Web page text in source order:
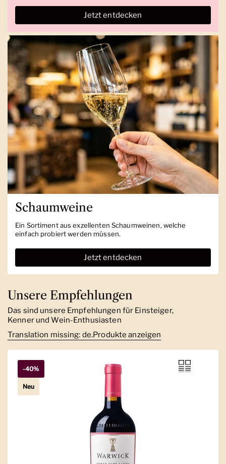
Jetzt entdecken
Schaumweine
Ein Sortiment aus exzellenten Schaumweinen, welche
einfach probiert werden müssen.
Jetzt entdecken
Unsere Empfehlungen
Das sind unsere Empfehlungen für Einsteiger,
Kenner und Wein-Enthusiasten
Translation missing: de.Produkte anzeigen
-40%
Neu